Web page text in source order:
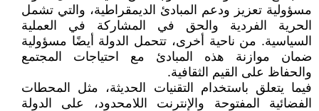
مسؤولية تعزيز ودعم المبادئ الديمقراطية، والتي تشمل
الحرية الفردية والحق في المشاركة في العملية
السياسية. من ناحية أخرى، تتحمل الدولة أيضًا مسؤولية
ضمان موازنة هذه المبادئ مع احتياجات المجتمع
والحفاظ على القيم الثقافية.
فيما يتعلق باستخدام التقنيات الحديثة، مثل المحطات
الفضائية المفتوحة والإنترنت اللامحدود، على الدولة